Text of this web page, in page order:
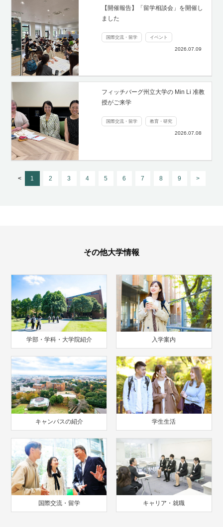
【開催報告】「留学相談会」を開催し
ました
国際交流・留学 イベント
2026.07.09
フィッチバーグ州立大学の Min Li 准教
授がご来学
国際交流・留学 教育・研究
2026.07.08
< 1 2 3 4 5 6 7 8 9 >
その他大学情報
学部・学科・大学院紹介 入学案内
キャンパスの紹介 学生生活
国際交流・留学 キャリア・就職